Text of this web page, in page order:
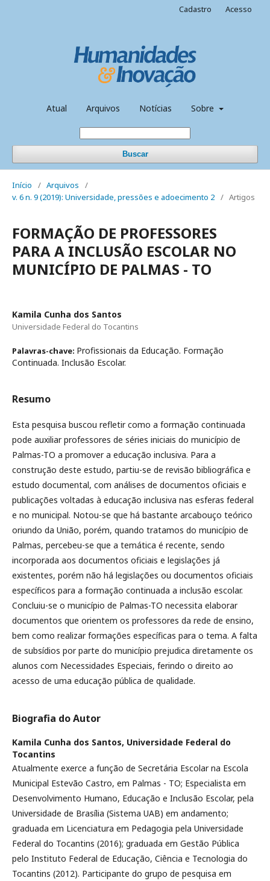
Atual Arquivos Notícias Sobre
Buscar
Cadastro Acesso
Início / Arquivos
/
v. 6 n. 9 (2019): Universidade, pressões e adoecimento 2 / Artigos
FORMAÇÃO DE PROFESSORES
PARA A INCLUSÃO ESCOLAR NO
MUNICÍPIO DE PALMAS - TO
Kamila Cunha dos Santos
Universidade Federal do Tocantins
Palavras-chave: Profissionais da Educação. Formação
Continuada. Inclusão Escolar.
Resumo
Esta pesquisa buscou refletir como a formação continuada
pode auxiliar professores de séries iniciais do município de
Palmas-TO a promover a educação inclusiva. Para a
construção deste estudo, partiu-se de revisão bibliográfica e
estudo documental, com análises de documentos oficiais e
publicações voltadas à educação inclusiva nas esferas federal
e no municipal. Notou-se que há bastante arcabouço teórico
oriundo da União, porém, quando tratamos do município de
Palmas, percebeu-se que a temática é recente, sendo
incorporada aos documentos oficiais e legislações já
existentes, porém não há legislações ou documentos oficiais
específicos para a formação continuada a inclusão escolar.
Concluiu-se o município de Palmas-TO necessita elaborar
documentos que orientem os professores da rede de ensino,
bem como realizar formações específicas para o tema. A falta
de subsídios por parte do município prejudica diretamente os
alunos com Necessidades Especiais, ferindo o direito ao
acesso de uma educação pública de qualidade.
Biografia do Autor
Kamila Cunha dos Santos, Universidade Federal do
Tocantins
Atualmente exerce a função de Secretária Escolar na Escola
Municipal Estevão Castro, em Palmas - TO; Especialista em
Desenvolvimento Humano, Educação e Inclusão Escolar, pela
Universidade de Brasília (Sistema UAB) em andamento;
graduada em Licenciatura em Pedagogia pela Universidade
Federal do Tocantins (2016); graduada em Gestão Pública
pelo Instituto Federal de Educação, Ciência e Tecnologia do
Tocantins (2012). Participante do grupo de pesquisa em